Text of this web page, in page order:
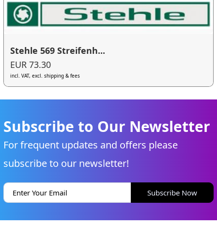
Stehle 569 Streifenh...
EUR 73.30
incl. VAT, excl. shipping & fees
Subscribe to Our Newsletter
For frequent updates and offers please
subscribe to our newsletter!
Subscribe Now